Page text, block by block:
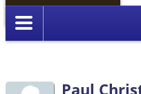
Anmelden
Paul